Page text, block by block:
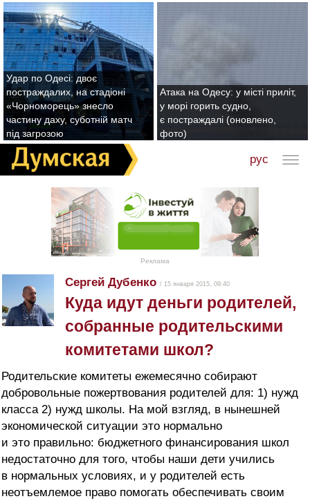
Удар по Одесі: двоє
постраждалих, на стадіоні
«Чорноморець» знесло
частину даху, суботній матч
під загрозою
Атака на Одесу: у місті приліт,
у морі горить судно,
є постраждалі (оновлено,
фото)
рус
Реклама
Сергей Дубенко / 15 января 2015, 09:40
Куда идут деньги родителей,
собранные родительскими
комитетами школ?
Родительские комитеты ежемесячно собирают
добровольные пожертвования родителей для: 1) нужд
класса 2) нужд школы. На мой взгляд, в нынешней
экономической ситуации это нормально
и это правильно: бюджетного финансирования школ
недостаточно для того, чтобы наши дети учились
в нормальных условиях, и у родителей есть
неотъемлемое право помогать обеспечивать своим